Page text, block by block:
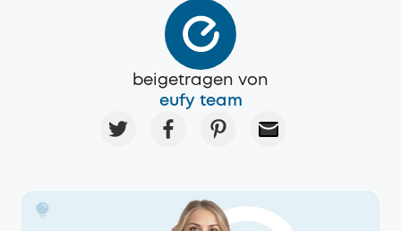
beigetragen von
eufy team